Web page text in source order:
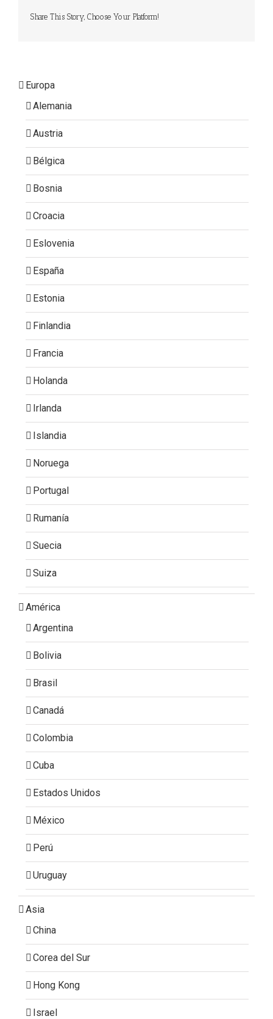
Share This Story, Choose Your Platform!
Europa
Alemania
Austria
Bélgica
Bosnia
Croacia
Eslovenia
España
Estonia
Finlandia
Francia
Holanda
Irlanda
Islandia
Noruega
Portugal
Rumanía
Suecia
Suiza
América
Argentina
Bolivia
Brasil
Canadá
Colombia
Cuba
Estados Unidos
México
Perú
Uruguay
Asia
China
Corea del Sur
Hong Kong
Israel